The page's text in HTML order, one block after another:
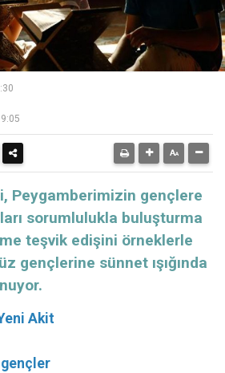
Peygamberimizin gençlere
sorumlulukla buluşturma
teşvik edişini örneklerle
gençlerine sünnet ışığında
Akit